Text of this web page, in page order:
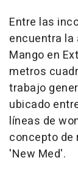
Entre las
encuentra la
Mango en
metros
trabajo
ubicado
líneas de
concepto de
'New Med'.